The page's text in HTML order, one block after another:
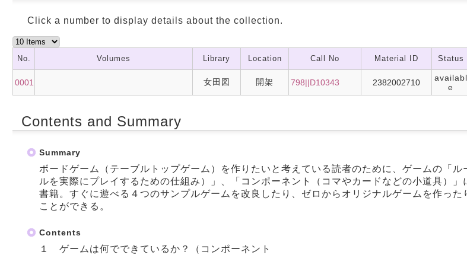
Click a number to display details about the collection.
No. Volumes Library Location Call No Material ID Status
0001 女田図 開架 798||D10343 2382002710
availabl
e
Contents and Summary
Summary
ボードゲーム（テーブルトップゲーム）を作りたいと考えている読者のために、ゲームの「ル
ルを実際にプレイするための仕組み）」、「コンポーネント（コマやカードなどの小道具）」
書籍。すぐに遊べる４つのサンプルゲームを改良したり、ゼロからオリジナルゲームを作った
ことができる。
Contents
１ ゲームは何でできているか？（コンポーネント